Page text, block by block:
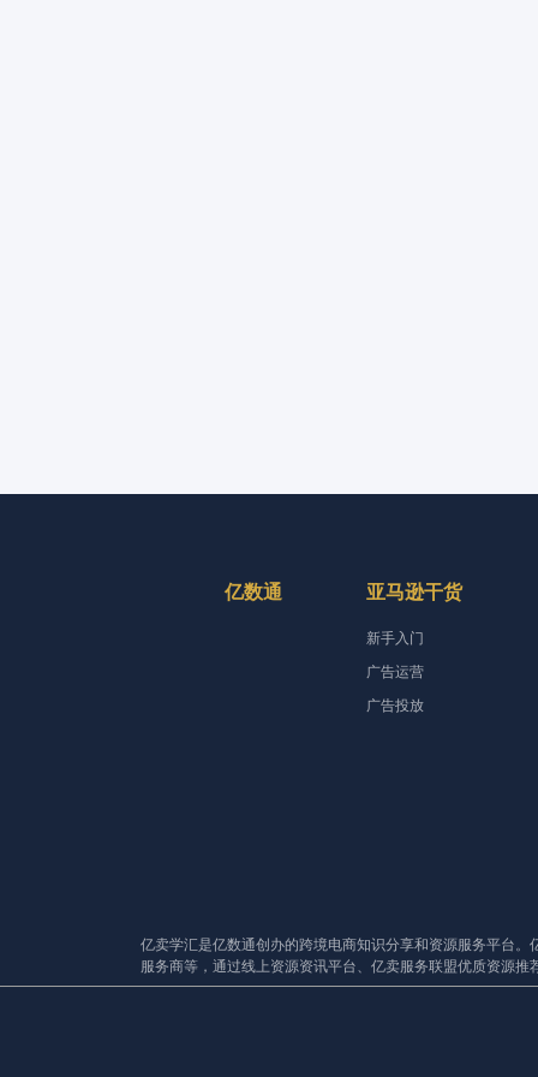
亿数通 亚马逊干货
新手入门
广告运营
广告投放
亿卖学汇是亿数通创办的跨境电商知识分享和资源服务平台
服务商等，通过线上资源资讯平台、亿卖服务联盟优质资源